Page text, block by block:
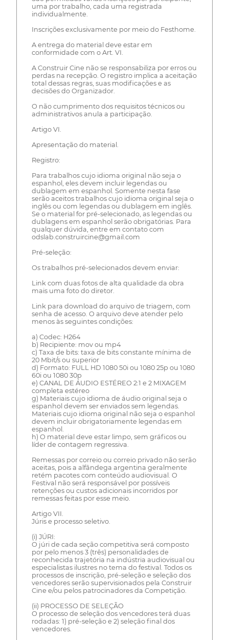
uma por trabalho, cada uma registrada
individualmente.
Inscrições exclusivamente por meio do Festhome.
A entrega do material deve estar em
conformidade com o Art. VI.
A Construir Cine não se responsabiliza por erros ou
perdas na recepção. O registro implica a aceitação
total dessas regras, suas modificações e as
decisões do Organizador.
O não cumprimento dos requisitos técnicos ou
administrativos anula a participação.
Artigo VI.
Apresentação do material.
Registro:
Para trabalhos cujo idioma original não seja o
espanhol, eles devem incluir legendas ou
dublagem em espanhol. Somente nesta fase
serão aceitos trabalhos cujo idioma original seja o
inglês ou com legendas ou dublagem em inglês.
Se o material for pré-selecionado, as legendas ou
dublagens em espanhol serão obrigatórias. Para
qualquer dúvida, entre em contato com
odslab.construircine@gmail.com
Pré-seleção:
Os trabalhos pré-selecionados devem enviar:
Link com duas fotos de alta qualidade da obra
mais uma foto do diretor.
Link para download do arquivo de triagem, com
senha de acesso. O arquivo deve atender pelo
menos às seguintes condições:
a) Codec: H264
b) Recipiente: mov ou mp4
c) Taxa de bits: taxa de bits constante mínima de
20 Mbit/s ou superior
d) Formato: FULL HD 1080 50i ou 1080 25p ou 1080
60i ou 1080 30p
e) CANAL DE ÁUDIO ESTÉREO 2:1 e 2 MIXAGEM
completa estéreo
g) Materiais cujo idioma de áudio original seja o
espanhol devem ser enviados sem legendas.
Materiais cujo idioma original não seja o espanhol
devem incluir obrigatoriamente legendas em
espanhol.
h) O material deve estar limpo, sem gráficos ou
líder de contagem regressiva.
Remessas por correio ou correio privado não serão
aceitas, pois a alfândega argentina geralmente
retém pacotes com conteúdo audiovisual. O
Festival não será responsável por possíveis
retenções ou custos adicionais incorridos por
remessas feitas por esse meio.
Artigo VII.
Júris e processo seletivo.
(i) JÚRI:
O júri de cada seção competitiva será composto
por pelo menos 3 (três) personalidades de
reconhecida trajetória na indústria audiovisual ou
especialistas ilustres no tema do festival. Todos os
processos de inscrição, pré-seleção e seleção dos
vencedores serão supervisionados pela Construir
Cine e/ou pelos patrocinadores da Competição.
(ii) PROCESSO DE SELEÇÃO
O processo de seleção dos vencedores terá duas
rodadas: 1) pré-seleção e 2) seleção final dos
vencedores.